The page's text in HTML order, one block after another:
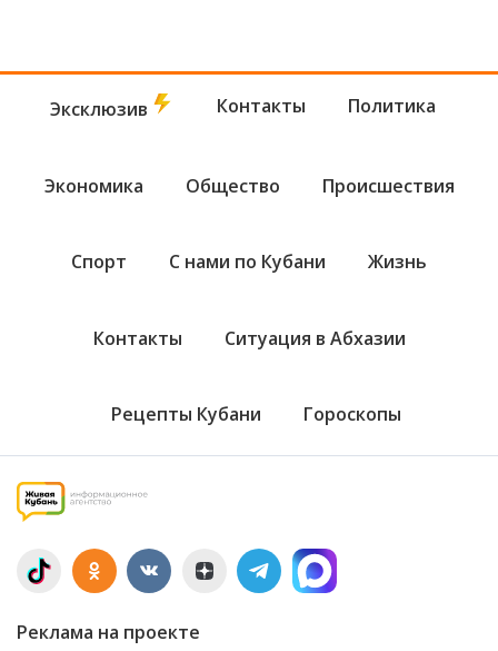
Эксклюзив Контакты Политика
Экономика Общество Происшествия
Спорт С нами по Кубани Жизнь
Контакты Ситуация в Абхазии
Рецепты Кубани Гороскопы
Реклама на проекте